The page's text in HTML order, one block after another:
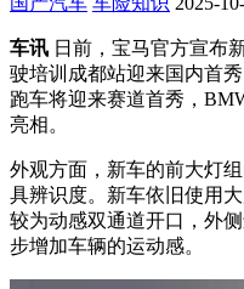
车讯 日前，宝马官方宣布
驶培训成都站迎来国内首
跑车将迎来赛道首秀，
亮相。
外观方面，新车的前大灯
具辨识度。新车依旧使用
较为动感双通道开口，外
步增加车辆的运动感。